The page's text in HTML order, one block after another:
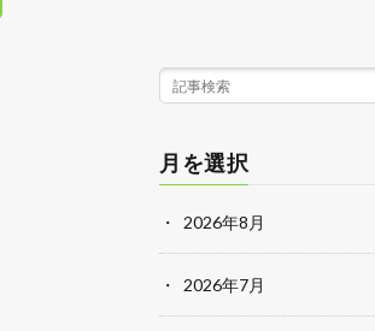
月を選択
2026年8月
2026年7月